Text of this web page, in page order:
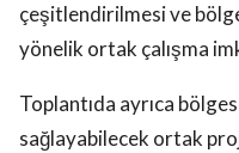
çeşitlendirilmesi ve
yönelik ortak çalışma
Toplantıda ayrıca
sağlayabilecek ortak